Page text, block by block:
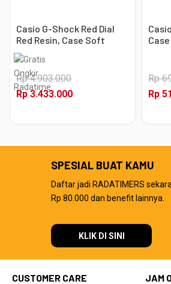
Casio G-Shock Red Dial
Red Resin, Case Soft
Black
Rp 4.903.000
Rp 3.433.000
Rp
Rp
SPESIAL BUAT KAMU
Daftar jadi RADATIMERS
Rp 80.000 dan benefit lainnya.
KLIK DI SINI
CUSTOMER CARE JAM